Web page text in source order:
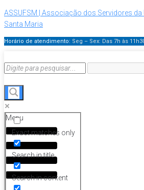
ASSUFSM | Associação dos Servidores da
Santa Maria
Horário de atendimento: Seg – Sex: Das 7h às
Exact matches only
Search in title
Search in content
Menu